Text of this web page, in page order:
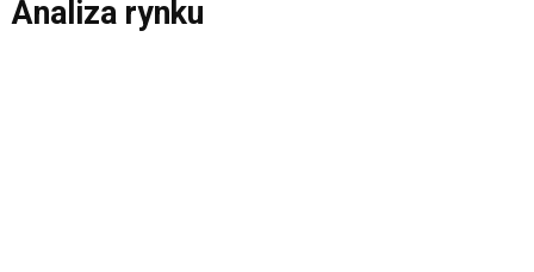
Analiza rynku